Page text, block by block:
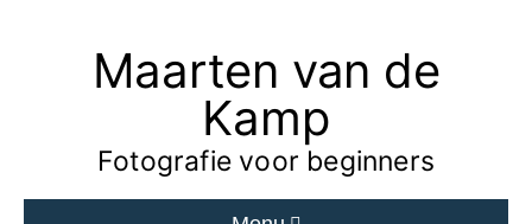
Maarten van de
Kamp
Fotografie voor beginners